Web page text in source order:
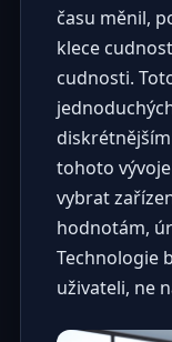
času měnil,
klece
cudnosti.
tohoto
vybrat
hodnotám,
Technologie
uživateli, ne